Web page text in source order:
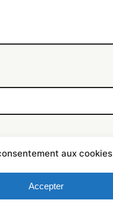
aux cookies
Accepter